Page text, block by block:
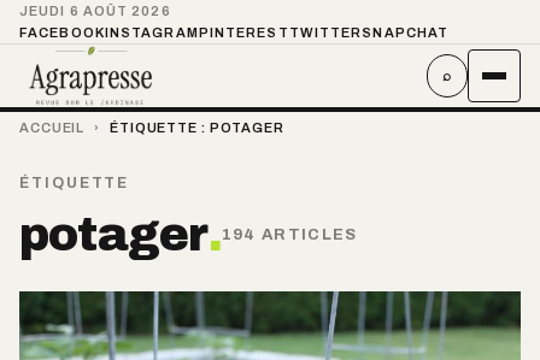
JEUDI 6 AOÛT 2026
FACEBOOKINSTAGRAMPINTEREST TWITTER SNAPCHAT
⌕
ACCUEIL › ÉTIQUETTE : POTAGER
ÉTIQUETTE
potager.194 ARTICLES